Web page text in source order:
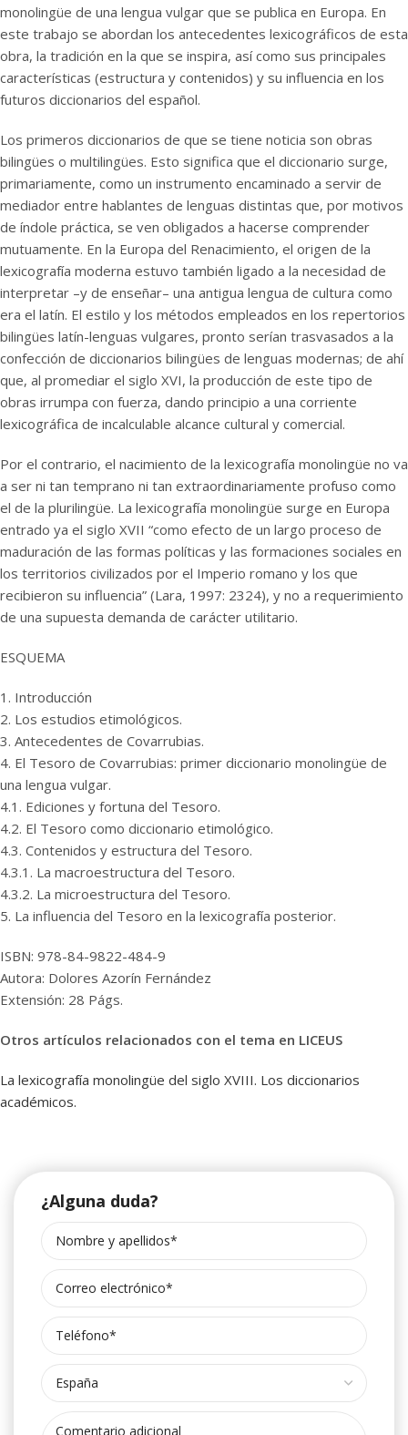
monolingüe de una lengua vulgar que se publica en Europa. En
este trabajo se abordan los antecedentes lexicográficos de esta
obra, la tradición en la que se inspira, así como sus principales
características (estructura y contenidos) y su influencia en los
futuros diccionarios del español.
Los primeros diccionarios de que se tiene noticia son obras
bilingües o multilingües. Esto significa que el diccionario surge,
primariamente, como un instrumento encaminado a servir de
mediador entre hablantes de lenguas distintas que, por motivos
de índole práctica, se ven obligados a hacerse comprender
mutuamente. En la Europa del Renacimiento, el origen de la
lexicografía moderna estuvo también ligado a la necesidad de
interpretar –y de enseñar– una antigua lengua de cultura como
era el latín. El estilo y los métodos empleados en los repertorios
bilingües latín-lenguas vulgares, pronto serían trasvasados a la
confección de diccionarios bilingües de lenguas modernas; de ahí
que, al promediar el siglo XVI, la producción de este tipo de
obras irrumpa con fuerza, dando principio a una corriente
lexicográfica de incalculable alcance cultural y comercial.
Por el contrario, el nacimiento de la lexicografía monolingüe no va
a ser ni tan temprano ni tan extraordinariamente profuso como
el de la plurilingüe. La lexicografía monolingüe surge en Europa
entrado ya el siglo XVII “como efecto de un largo proceso de
maduración de las formas políticas y las formaciones sociales en
los territorios civilizados por el Imperio romano y los que
recibieron su influencia” (Lara, 1997: 23­24), y no a requerimiento
de una supuesta demanda de carácter utilitario.
ESQUEMA
1. Introducción
2. Los estudios etimológicos.
3. Antecedentes de Covarrubias.
4. El Tesoro de Covarrubias: primer diccionario monolingüe de
una lengua vulgar.
4.1. Ediciones y fortuna del Tesoro.
4.2. El Tesoro como diccionario etimológico.
4.3. Contenidos y estructura del Tesoro.
4.3.1. La macroestructura del Tesoro.
4.3.2. La microestructura del Tesoro.
5. La influencia del Tesoro en la lexicografía posterior.
ISBN: 978-84-9822-484-9
Autora: Dolores Azorín Fernández
Extensión: 28 Págs.
Otros artículos relacionados con el tema en LICEUS
La lexicografía monolingüe del siglo XVIII. Los diccionarios
académicos.
¿Alguna duda?